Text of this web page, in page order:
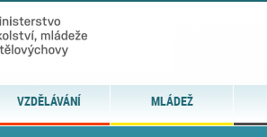
VZDĚLÁVÁNÍ MLÁDEŽ